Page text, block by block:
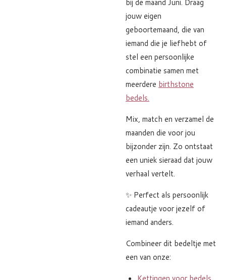
bij de maand Juni. Draag
jouw eigen
geboortemaand, die van
iemand die je liefhebt of
stel een persoonlijke
combinatie samen met
meerdere birthstone
bedels.
Mix, match en verzamel de
maanden die voor jou
bijzonder zijn. Zo ontstaat
een uniek sieraad dat jouw
verhaal vertelt.
✨ Perfect als persoonlijk
cadeautje voor jezelf of
iemand anders.
Combineer dit bedeltje met
een van onze: